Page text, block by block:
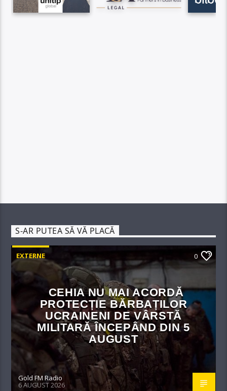
S-AR PUTEA SĂ VĂ PLACĂ
EXTERNE 0
CEHIA NU MAI ACORDĂ
PROTECȚIE BĂRBAȚILOR
UCRAINENI DE VÂRSTĂ
MILITARĂ ÎNCEPÂND DIN 5
AUGUST
Gold FM Radio
6 AUGUST 2026